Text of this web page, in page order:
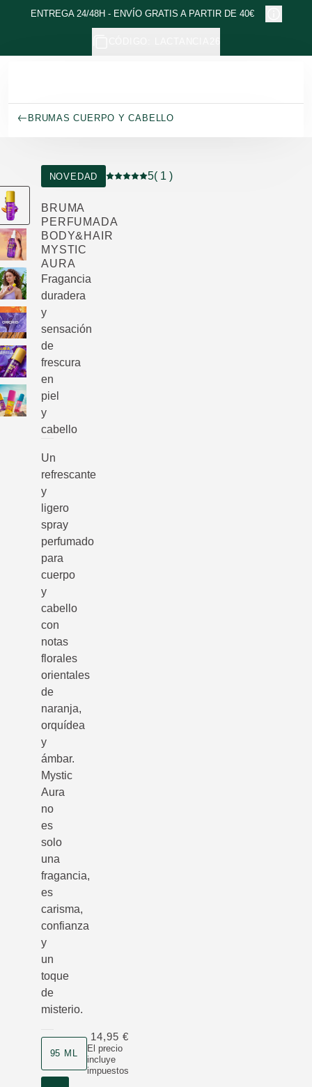
Ir al contenido principal
ENTREGA 24/48H - ENVÍO GRATIS A PARTIR DE 40€
BRUMAS CUERPO Y CABELLO
NOVEDAD
Puntuación: 5 / 5 estrellas 1 valoraciones
5( 1 )
BRUMA
PERFUMADA
BODY&HAIR
MYSTIC
AURA
Fragancia
duradera
y
sensación
de
frescura
en
piel
y
cabello
Un
refrescante
y
ligero
spray
perfumado
para
cuerpo
y
cabello
con
notas
florales
orientales
de
naranja,
orquídea
y
ámbar.
Mystic
Aura
no
es
solo
una
fragancia,
es
carisma,
confianza
y
un
toque
de
misterio.
95 ML
El precio
incluye
impuestos
14,95 €